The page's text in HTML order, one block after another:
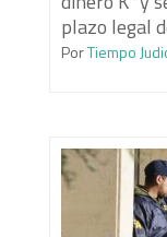
plazo legal
PorTiempo